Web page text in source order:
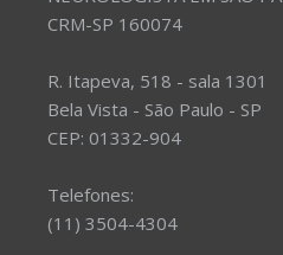
CRM-SP 160074
R. Itapeva, 518 - sala 1301
Bela Vista - São Paulo - SP
CEP: 01332-904
Telefones:
(11) 3504-4304